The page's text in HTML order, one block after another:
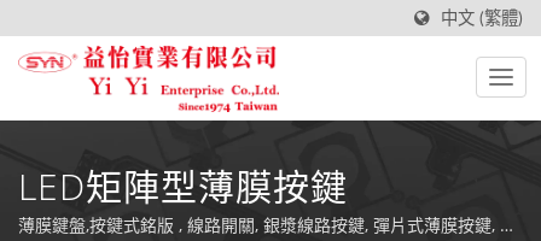
中文 (繁體)
LED矩陣型薄膜按鍵
薄膜鍵盤,按鍵式銘版 , 線路開關, 銀漿線路按鍵, 彈片式薄膜按鍵, 薄